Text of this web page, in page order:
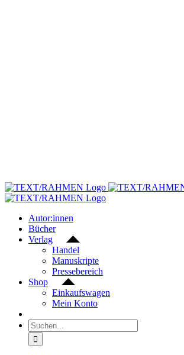
Autor:innen
Bücher
Verlag
Handel
Manuskripte
Pressebereich
Shop
Einkaufswagen
Mein Konto
Suche
nach: